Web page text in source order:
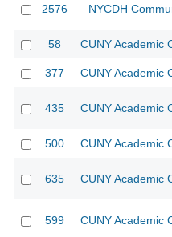
2576 NYCDH
58 CUNY Academic
377 CUNY Academic
435 CUNY Academic
500 CUNY Academic
635 CUNY Academic
599 CUNY Academic